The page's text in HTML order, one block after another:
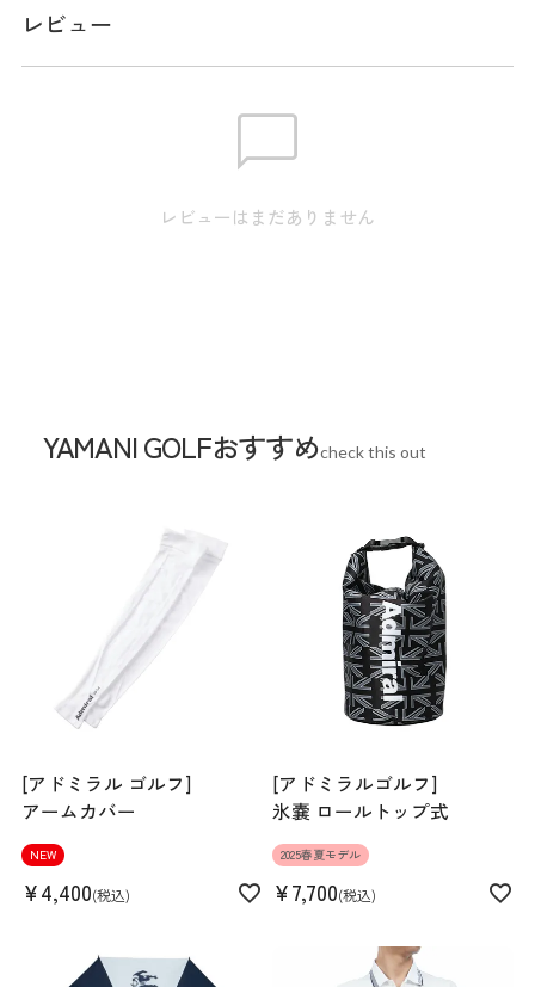
※実寸のため、商品タグのサイズ表記（目安）とは異なりま
身丈:71.0cm / 肩幅:43.0cm / 身幅:53.0cm / 裾幅:52.0cm /
身丈:73.0cm / 肩幅:45.0cm / 身幅:56.0cm / 裾幅:55.0cm /
中国
UVカット
レビュー
レビューはまだありません
YAMANI GOLFおすすめcheck this out
[アドミラル ゴルフ]
アームカバー
NEW
¥4,400 税込
[アドミラルゴルフ]
氷嚢 ロールトップ式
2025春夏モデル
¥7,700 税込